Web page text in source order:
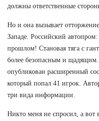
должны ответственные
Но и она вызывает
Западе. Российский
прошлом! Становая тяга с
более безопасным и
опубликован расширенный
который попал 41 игрок.
три вида информации.
Никто меня не спросил, а